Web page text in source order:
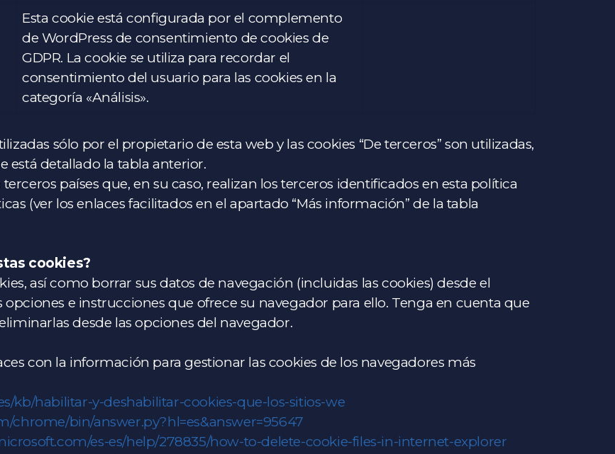
Esta cookie está configurada por el complemento
de WordPress de consentimiento de cookies de
GDPR. La cookie se utiliza para recordar el
consentimiento del usuario para las cookies en la
categoría «Análisis».
sólo por el propietario de esta web y las cookies “De terceros” son utilizadas,
está detallado la tabla anterior.
países que, en su caso, realizan los terceros identificados en esta política
(ver los enlaces facilitados en el apartado “Más información” de la tabla
cookies?
así como borrar sus datos de navegación (incluidas las cookies) desde el
e instrucciones que ofrece su navegador para ello. Tenga en cuenta que
desde las opciones del navegador.
con la información para gestionar las cookies de los navegadores más
kb/habilitar-y-deshabilitar-cookies-que-los-sitios-we
chrome/bin/answer.py?hl=es&answer=95647
es-es/help/278835/how-to-delete-cookie-files-in-internet-explorer